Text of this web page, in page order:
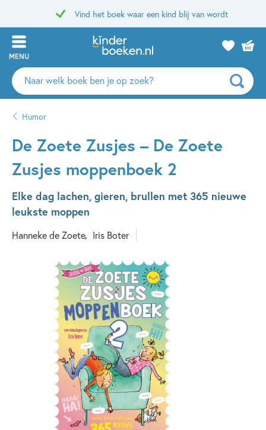
Vind het boek waar een kind blij van wordt
MENU
Zoeken
naar
auteurs
uitgevers
Humor
De Zoete Zusjes – De Zoete
Zusjes moppenboek 2
Elke dag lachen, gieren, brullen met 365 nieuwe
leukste moppen
Hanneke de Zoete Iris Boter